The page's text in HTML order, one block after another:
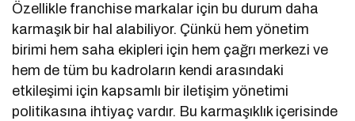
Özellikle franchise markalar için bu durum daha
karmaşık bir hal alabiliyor. Çünkü hem yönetim
birimi hem saha ekipleri için hem çağrı merkezi ve
hem de tüm bu kadroların kendi arasındaki
etkileşimi için kapsamlı bir iletişim yönetimi
politikasına ihtiyaç vardır. Bu karmaşıklık içerisinde